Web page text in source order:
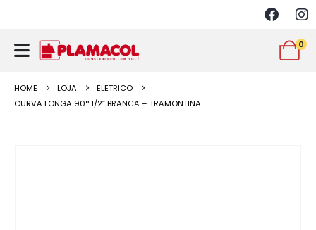
0
HOME LOJA
ELETRICO
CURVA LONGA 90° 1/2” BRANCA – TRAMONTINA